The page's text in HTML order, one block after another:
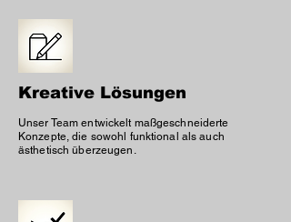
Kreative Lösungen
Unser Team entwickelt maßgeschneiderte
Konzepte, die sowohl funktional als auch
ästhetisch überzeugen.